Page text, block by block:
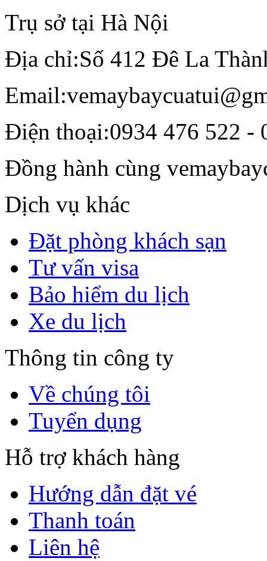
Trụ sở tại Hà Nội
Địa chỉ:Số 412 Đê La
Email:
Điện thoại:0934 476 522 -
Đồng hành cùng
Dịch vụ khác
Đặt phòng khách sạn
Tư vấn visa
Bảo hiểm du lịch
Xe du lịch
Thông tin công ty
Về chúng tôi
Tuyển dụng
Hỗ trợ khách hàng
Hướng dẫn đặt vé
Thanh toán
Liên hệ